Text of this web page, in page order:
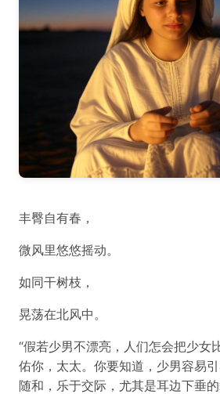
丰臀自有春，
微风里悠悠摇动。
如同干树枝，
晃荡在北风中。
“假若少男不漂亮，人们怎会把少女
佑你，太太。你要知道，少男容易
随和，乐于交际，尤其是耳边下垂